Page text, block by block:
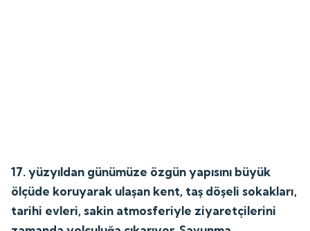
17. yüzyıldan günümüze özgün yapısını büyük
ölçüde koruyarak ulaşan kent, taş döşeli sokakları,
tarihi evleri, sakin atmosferiyle ziyaretçilerini